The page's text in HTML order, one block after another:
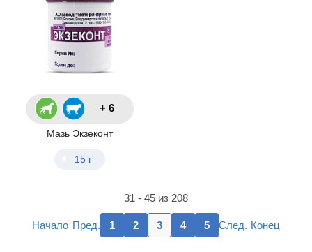
+ 6
Мазь Экзеконт
15 г
31 - 45 из 208
Начало Пред. 1 2 3 4 5 След. Конец